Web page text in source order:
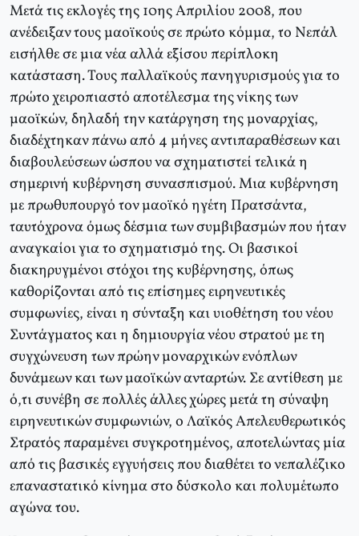
Μετά τις εκλογές της 10ης Απριλίου 2008, που
ανέδειξαν τους μαοϊκούς σε πρώτο κόμμα, το Νεπάλ
εισήλθε σε μια νέα αλλά εξίσου περίπλοκη
κατάσταση. Τους παλλαϊκούς πανηγυρισμούς για το
πρώτο χειροπιαστό αποτέλεσμα της νίκης των
μαοϊκών, δηλαδή την κατάργηση της μοναρχίας,
διαδέχτηκαν πάνω από 4 μήνες αντιπαραθέσεων και
διαβουλεύσεων ώσπου να σχηματιστεί τελικά η
σημερινή κυβέρνηση συνασπισμού. Μια κυβέρνηση
με πρωθυπουργό τον μαοϊκό ηγέτη Πρατσάντα,
ταυτόχρονα όμως δέσμια των συμβιβασμών που ήταν
αναγκαίοι για το σχηματισμό της. Οι βασικοί
διακηρυγμένοι στόχοι της κυβέρνησης, όπως
καθορίζονται από τις επίσημες ειρηνευτικές
συμφωνίες, είναι η σύνταξη και υιοθέτηση του νέου
Συντάγματος και η δημιουργία νέου στρατού με τη
συγχώνευση των πρώην μοναρχικών ενόπλων
δυνάμεων και των μαοϊκών ανταρτών. Σε αντίθεση με
ό,τι συνέβη σε πολλές άλλες χώρες μετά τη σύναψη
ειρηνευτικών συμφωνιών, ο Λαϊκός Απελευθερωτικός
Στρατός παραμένει συγκροτημένος, αποτελώντας μία
από τις βασικές εγγυήσεις που διαθέτει το νεπαλέζικο
επαναστατικό κίνημα στο δύσκολο και πολυμέτωπο
αγώνα του.